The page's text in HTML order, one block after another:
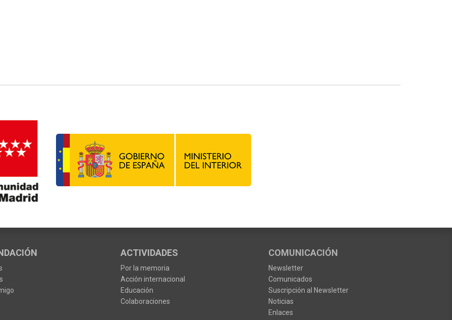
ACTIVIDADES
Por la memoria
Acción internacional
Educación
Colaboraciones
COMUNICACIÓN
Newsletter
Comunicados
Suscripción al Newsletter
Noticias
Enlaces